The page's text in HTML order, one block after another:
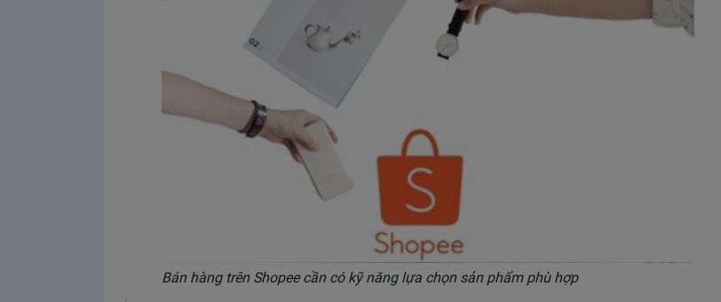
Bán hàng trên Shopee cần có kỹ năng lựa chọn sản phẩm phù hợp